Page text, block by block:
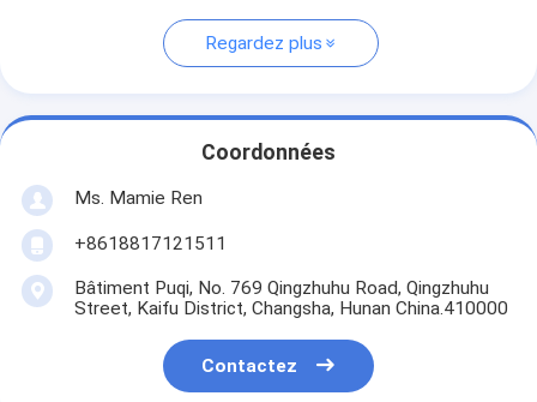
Regardez plus
Coordonnées
Ms. Mamie Ren
+8618817121511
Bâtiment Puqi, No. 769 Qingzhuhu Road, Qingzhuhu
Street, Kaifu District, Changsha, Hunan China.410000
Contactez